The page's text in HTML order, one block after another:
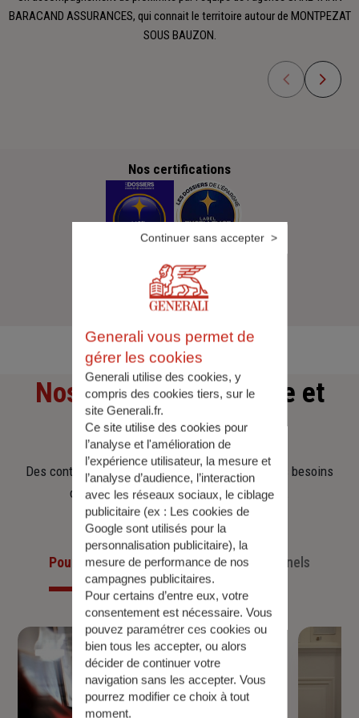
BARACAND ASSURANCES, qui connait le territoire autour de MONTPEZAT
SOUS BAUZON.
Nos certifications
Nos offresd'assurance et
d'épargne
Des contrats clairs et flexibles pour sécuriser vos besoins
d’aujourd’hui et anticiper ceux de demain.
Pour les particuliersPour les professionnels
Generali vous permet de
gérer les cookies
Generali utilise des cookies, y
compris des cookies tiers, sur le
site Generali.fr.
Ce site utilise des cookies pour
l’analyse et l'amélioration de
l’expérience utilisateur, la mesure et
l’analyse d’audience, l’interaction
avec les réseaux sociaux, le ciblage
publicitaire (ex : Les cookies de
Google sont utilisés pour la
personnalisation publicitaire), la
mesure de performance de nos
campagnes publicitaires.
Pour certains d’entre eux, votre
consentement est nécessaire. Vous
pouvez paramétrer ces cookies ou
bien tous les accepter, ou alors
décider de continuer votre
navigation sans les accepter. Vous
pourrez modifier ce choix à tout
moment.
Continuer sans accepter